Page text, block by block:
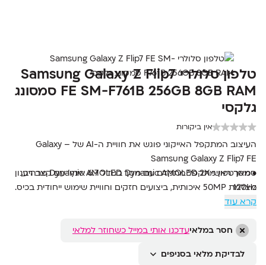
טלפון סלולרי Samsung Galaxy Z Flip7
FE SM-F761B 256GB 8GB RAM סמסונג
גלקסי
אין ביקורות
העיצוב המתקפל האייקוני פוגש את חוויית ה-AI של Galaxy –
Samsung Galaxy Z Flip7 FE
סמארטפון מתקפל מתקדם עם מסך Dynamic AMOLED מרהיב,
מצלמת 50MP איכותית, ביצועים חזקים וחוויית שימוש ייחודית בכיס.
• מסך ראשי Dynamic AMOLED 2X בגודל 6.7 אינץ' עם קצב רענון
120Hz
• מעבד Exynos 2400 בעל 8 ליבות לביצועים מהירים וחלקים
קרא עוד
חסר במלאיעדכנו אותי במייל כשחוזר למלאי
לבדיקת מלאי בסניפים